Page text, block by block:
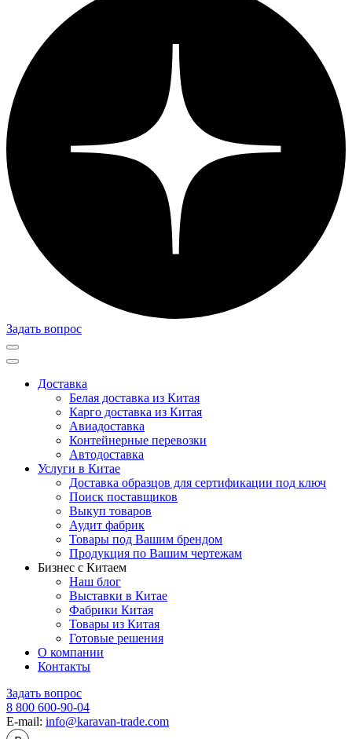
Задать вопрос
Доставка
Белая доставка из Китая
Карго доставка из Китая
Авиадоставка
Контейнерные перевозки
Автодоставка
Услуги в Китае
Доставка образцов для сертификации под ключ
Поиск поставщиков
Выкуп товаров
Аудит фабрик
Товары под Вашим брендом
Продукция по Вашим чертежам
Бизнес с Китаем
Наш блог
Выставки в Китае
Фабрики Китая
Товары из Китая
Готовые решения
О компании
Контакты
Задать вопрос
8 800 600-90-04
E-mail: info@karavan-trade.com